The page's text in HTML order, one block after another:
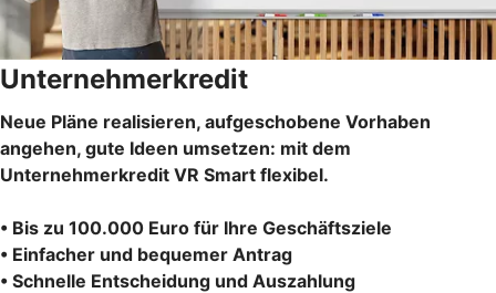
Unternehmerkredit
Neue Pläne realisieren, aufgeschobene Vorhaben
angehen, gute Ideen umsetzen: mit dem
Unternehmerkredit VR Smart flexibel.
• Bis zu 100.000 Euro für Ihre Geschäftsziele
• Einfacher und bequemer Antrag
• Schnelle Entscheidung und Auszahlung